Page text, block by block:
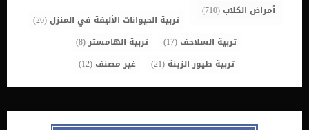
أمراض الكلاب(710)
تربية الحيوانات الأليفة في المنزل(26)
تربية السلاحف(17) تربية الهامستر(8)
تربية طيور الزينة (21) غير مصنف(12)